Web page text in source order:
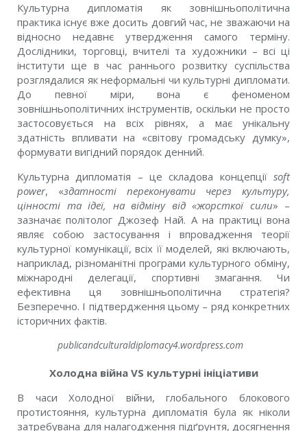
Культурна дипломатія як зовнішньополітична
практика існує вже досить довгий час, не зважаючи на
відносно недавнє утвердження самого терміну.
Дослідники, торговці, вчителі та художники – всі ці
інститути ще в час раннього розвитку суспільства
розглядалися як неформальні чи культурні дипломати.
До певної міри, вона є феноменом
зовнішньополітичних інструментів, оскільки не просто
застосовується на всіх рівнях, а має унікальну
здатність впливати на «світову громадську думку»,
формувати вигідний порядок денний.
Культурна дипломатія – це складова концепції soft
power, «здатності переконувати через культуру,
цінності та ідеї, на відміну від «жорсткої сили» –
зазначає політолог Джозеф Най. А на практиці вона
являє собою застосування і впровадження теорії
культурної комунікації, всіх її моделей, які включають,
наприклад, різноманітні програми культурного обміну,
міжнародні делегації, спортивні змагання. Чи
ефективна ця зовнішньополітична стратегія?
Безперечно. І підтвердження цьому – ряд конкретних
історичних фактів.
publicandculturaldiplomacy4.wordpress.com
Холодна війна VS культурні ініціативи
В часи Холодної війни, глобального блокового
протистояння, культурна дипломатія була як ніколи
затребувана для налагодження підґрунтя, досягнення